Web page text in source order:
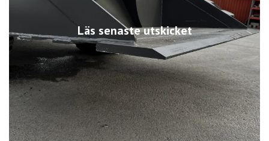
Läs senaste utskicket